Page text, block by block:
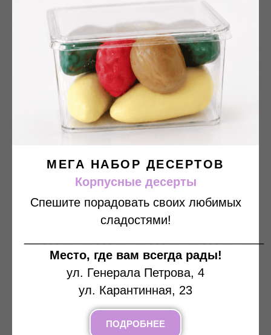
Вторые блюда (горячее)
Подробнее
Вегетарианское меню
МЕГА НАБОР ДЕСЕРТОВ
Корпусные десерты
Спешите порадовать своих любимых
сладостями!
Место, где вам всегда рады!
ул. Генерала Петрова, 4
ул. Карантинная, 23
ПОДРОБНЕЕ